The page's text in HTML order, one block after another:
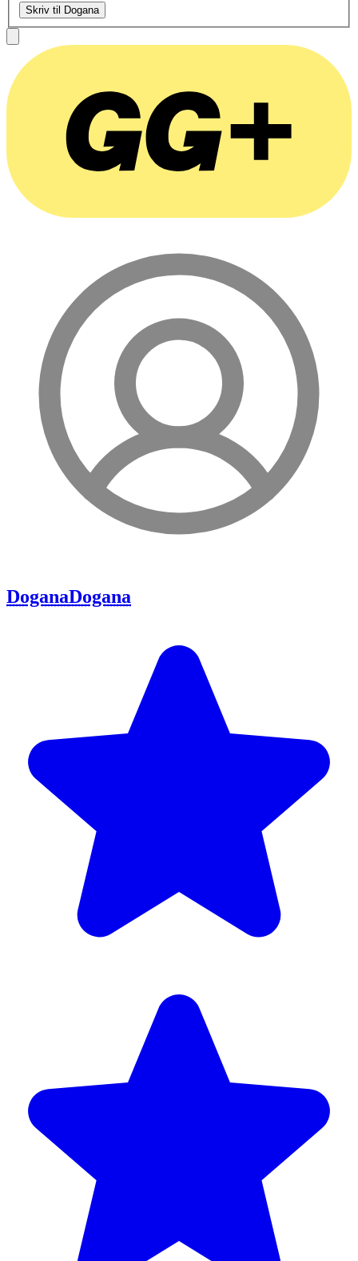
Skriv til Dogana
DoganaDogana